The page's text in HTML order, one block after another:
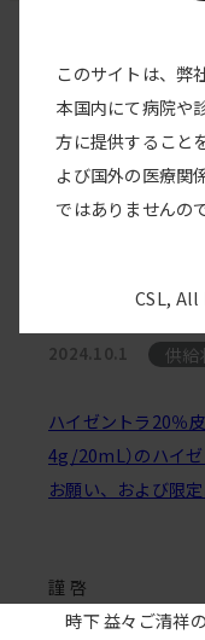
すべての製品
すべてのカテゴリ
ハイゼン
出荷のお
2024.10.1 供給
ハイゼントラ20％
4g/20mL）のハイ
お願い、および限
謹 啓
時下 益々ご清祥
このサイトは、弊
本国内にて病院や
方に提供すること
よび国外の医療関
ではありませんの
CSL,